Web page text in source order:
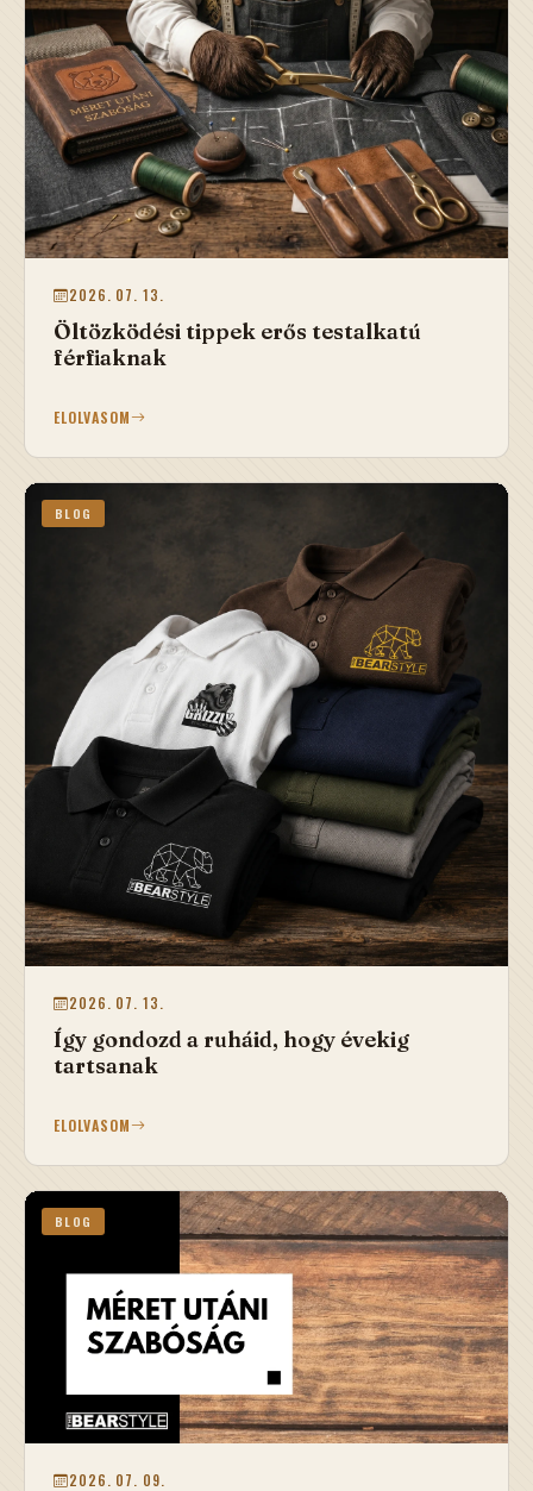
2026. 07. 13.
Öltözködési tippek erős testalkatú
férfiaknak
ELOLVASOM
BLOG
2026. 07. 13.
Így gondozd a ruháid, hogy évekig
tartsanak
ELOLVASOM
BLOG
2026. 07. 09.